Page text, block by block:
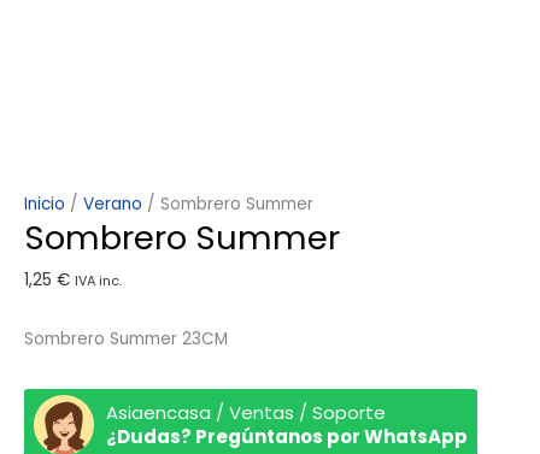
Inicio / Verano / Sombrero Summer
Sombrero Summer
1,25 € IVA inc.
Sombrero Summer 23CM
Asiaencasa / Ventas / Soporte
¿Dudas? Pregúntanos por WhatsApp